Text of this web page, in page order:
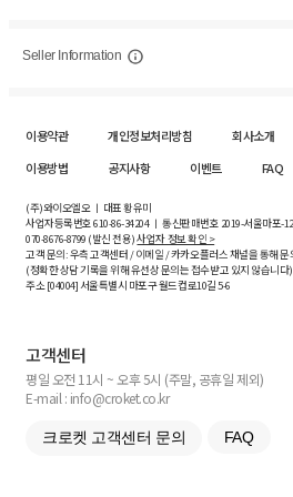
Seller Information
이용약관 개인정보처리방침 회사소개
이용방법
공지사항 이벤트 FAQ
(주)와이오엘오 ㅣ 대표 황유미
사업자등록번호610-86-34204ㅣ 통신판매번호 2019-서울마포-
070-8676-8799 (발신 전용)사업자 정보 확인 >
고객 문의: 우측 고객센터 / 이메일 / 카카오플러스 채널을 통해
(정확한 상담 기록을 위해 유선상 문의는 접수받고 있지 않습니다)
주소 [04004] 서울특별시 마포구 월드컵로10길5-6
고객센터
평일 오전 11시 ~ 오후 5시 (주말, 공휴일 제외)
E-mail : info@croket.co.kr
크로켓 고객센터 문의 FAQ